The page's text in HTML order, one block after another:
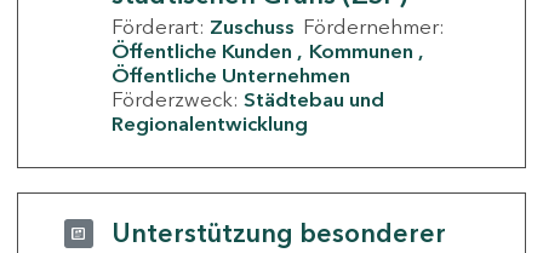
Förderart: Zuschuss Fördernehmer:
Öffentliche Kunden
Kommunen
Öffentliche Unternehmen
Förderzweck: Städtebau und
Regionalentwicklung
Unterstützung besonderer